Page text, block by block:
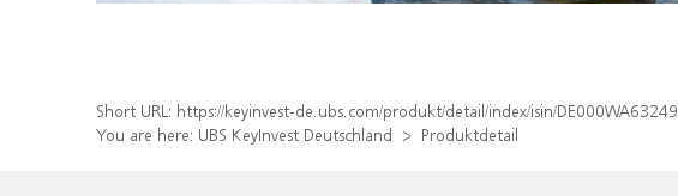
Short URL: https://keyinvest-de.ubs.com/produkt/detail/index/isin/DE000WA63249
You are here: UBS KeyInvest Deutschland Produktdetail